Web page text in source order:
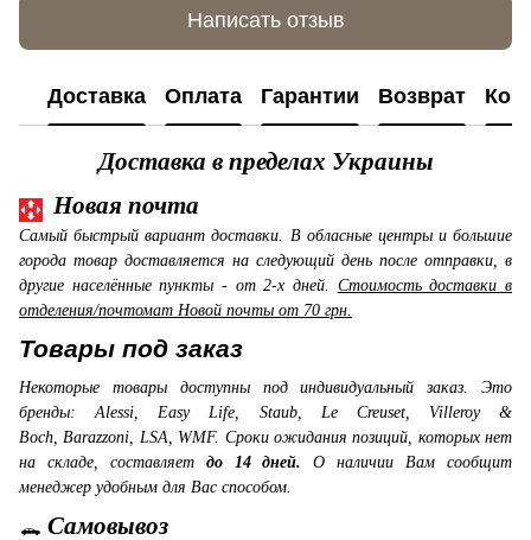
Написать отзыв
Доставка Оплата Гарантии Возврат
Доставка в пределах Украины
Новая почта
Самый быстрый вариант доставки. В обласные центры и большие
города товар доставляется на следующий день после отправки, в
другие населённые пункты - от 2-х дней. Стоимость доставки в
отделения/почтомат Новой почты от 70 грн.
Товары под заказ
Некоторые товары доступны под индивидуальный заказ. Это
бренды: Alessi, Easy Life, Staub, Le Creuset, Villeroy &
Boch, Barazzoni, LSA, WMF. Сроки ожидания позиций, которых нет
на складе, составляетдо 14 дней. О наличии Вам сообщит
менеджер удобным для Вас способом.
Самовывоз